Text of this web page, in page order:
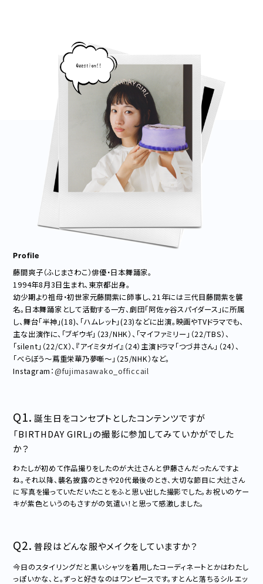
Profile
藤間爽子（ふじまさわこ）俳優・日本舞踊家。
1994年8月3日生まれ、東京都出身。
幼少期より祖母・初世家元藤間紫に師事し、21年には三代目藤間紫を襲
名。日本舞踊家として活動する一方、劇団「阿佐ヶ谷スパイダース」に所属
し、舞台「半神」(18)、「ハムレット」(23)などに出演。映画やTVドラマでも、
主な出演作に、「ブギウギ」（23/NHK）、「マイファミリー」（22/TBS）、
「silent」（22/CX）、『アイミタガイ』（24）主演ドラマ「つづ井さん」（24）、
「べらぼう〜蔦重栄華乃夢噺〜」（25/NHK）など。
Instagram：@fujimasawako_officcail
Q1. 誕⽣⽇をコンセプトとしたコンテンツですが
「BIRTHDAY GIRL」の撮影に参加してみていかがでした
か？
わたしが初めて作品撮りをしたのが大辻さんと伊藤さんだったんですよ
ね。それ以降、襲名披露のときや20代最後のとき、大切な節目に大辻さん
に写真を撮っていただいたことをふと思い出した撮影でした。お祝いのケー
キが紫色というのもさすがの気遣い！と思って感激しました。
Q2. 普段はどんな服やメイクをしていますか？
今日のスタイリングだと黒いシャツを着用したコーディネートとかはわたし
っぽいかな、と。ずっと好きなのはワンピースです。すとんと落ちるシルエッ